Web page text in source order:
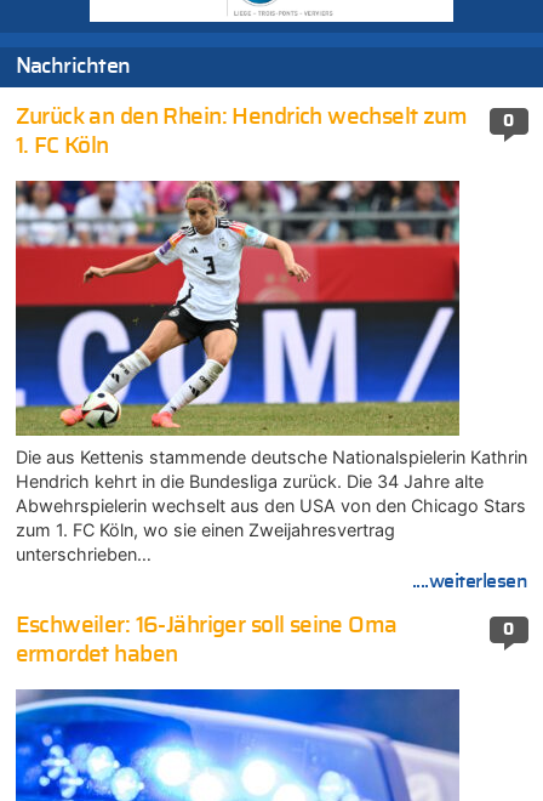
Nachrichten
0
Zurück an den Rhein: Hendrich wechselt zum
1. FC Köln
Die aus Kettenis stammende deutsche Nationalspielerin Kathrin
Hendrich kehrt in die Bundesliga zurück. Die 34 Jahre alte
Abwehrspielerin wechselt aus den USA von den Chicago Stars
zum 1. FC Köln, wo sie einen Zweijahresvertrag
unterschrieben…
....weiterlesen
0
Eschweiler: 16-Jähriger soll seine Oma
ermordet haben